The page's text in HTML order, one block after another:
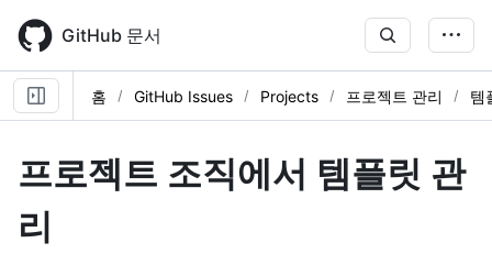
main
content
GitHub 문서
홈 GitHub Issues Projects 프로젝트 관리 템
프로젝트 조직에서 템플릿 관
리